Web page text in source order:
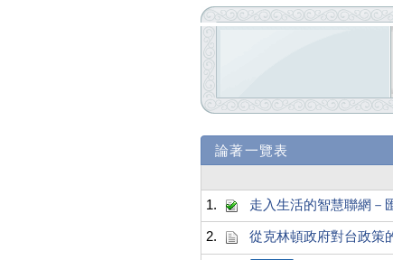
論著一覽表
1.
走入生活的智慧聯網－
2. 從克林頓政府對台政策